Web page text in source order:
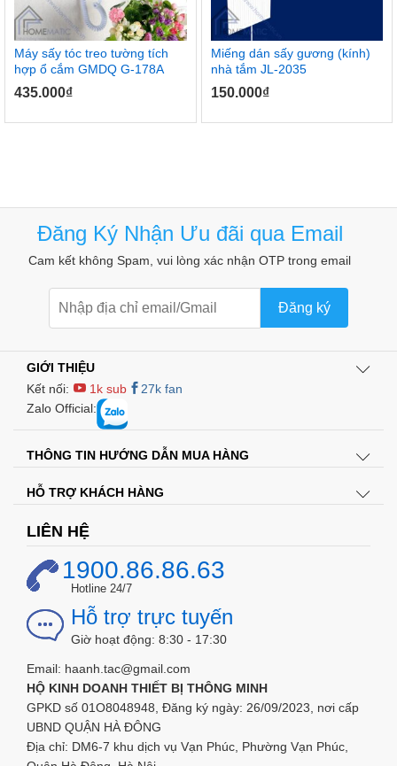
Máy sấy tóc treo tường tích
hợp ổ cắm GMDQ G-178A
435.000₫
Miếng dán sấy gương (kính)
nhà tắm JL-2035
150.000₫
Đăng Ký Nhận Ưu đãi qua Email
Cam kết không Spam, vui lòng xác nhận OTP trong email
Đăng ký
GIỚI THIỆU
Kết nối:
1k sub
27k fan
Zalo Official:
THÔNG TIN HƯỚNG DẪN MUA HÀNG
HỖ TRỢ KHÁCH HÀNG
LIÊN HỆ
1900.86.86.63
Hotline 24/7
Hỗ trợ trực tuyến
Giờ hoạt động: 8:30 - 17:30
Email: haanh.tac@gmail.com
HỘ KINH DOANH THIẾT BỊ THÔNG MINH
GPKD số 01O8048948, Đăng ký ngày: 26/09/2023, nơi cấp
UBND QUẬN HÀ ĐÔNG
Địa chỉ: DM6-7 khu dịch vụ Vạn Phúc, Phường Vạn Phúc,